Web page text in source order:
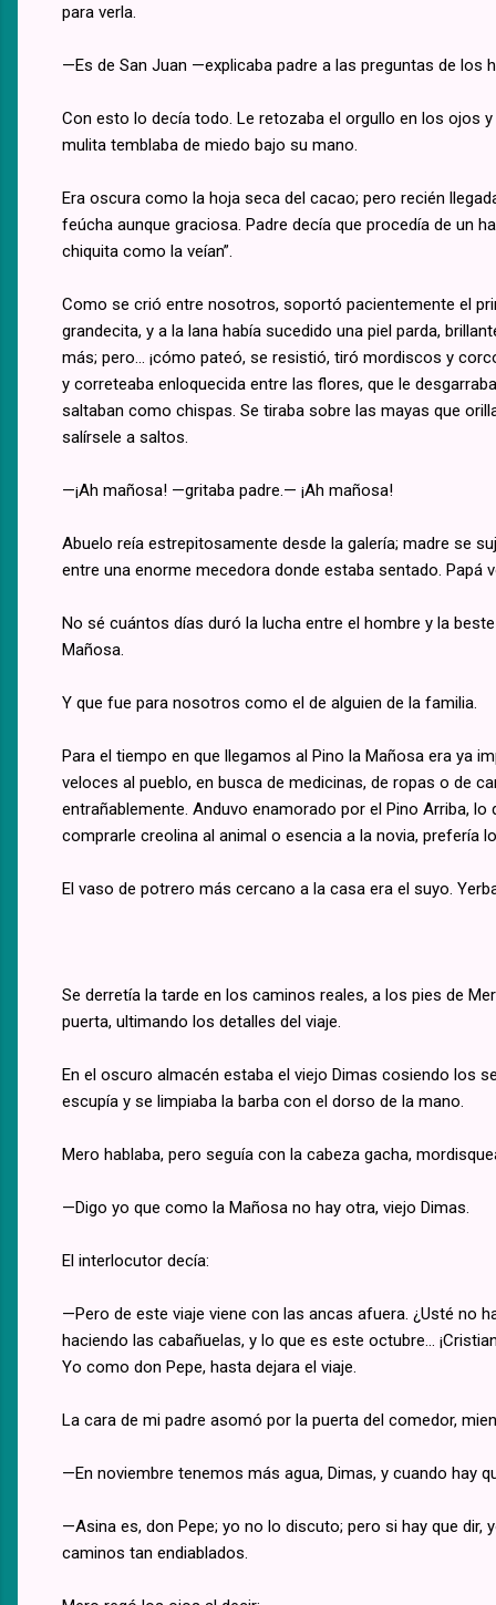
para verla.
—Es de San Juan —explicaba padre a las preguntas de los
Con esto lo decía todo. Le retozaba el orgullo en los ojos
mulita temblaba de miedo bajo su mano.
Era oscura como la hoja seca del cacao; pero recién
feúcha aunque graciosa. Padre decía que procedía de un
chiquita como la veían”.
Como se crió entre nosotros, soportó pacientemente el
grandecita, y a la lana había sucedido una piel parda,
más; pero... ¡cómo pateó, se resistió, tiró mordiscos y
y correteaba enloquecida entre las flores, que le
saltaban como chispas. Se tiraba sobre las mayas que
salírsele a saltos.
—¡Ah mañosa! —gritaba padre.— ¡Ah mañosa!
Abuelo reía estrepitosamente desde la galería; madre se
entre una enorme mecedora donde estaba sentado. Papá
No sé cuántos días duró la lucha entre el hombre y la
Mañosa.
Y que fue para nosotros como el de alguien de la familia.
Para el tiempo en que llegamos al Pino la Mañosa era ya
veloces al pueblo, en busca de medicinas, de ropas o de
entrañablemente. Anduvo enamorado por el Pino Arriba,
comprarle creolina al animal o esencia a la novia, prefería
El vaso de potrero más cercano a la casa era el suyo.
Se derretía la tarde en los caminos reales, a los pies de
puerta, ultimando los detalles del viaje.
En el oscuro almacén estaba el viejo Dimas cosiendo los
escupía y se limpiaba la barba con el dorso de la mano.
Mero hablaba, pero seguía con la cabeza gacha,
—Digo yo que como la Mañosa no hay otra, viejo Dimas.
El interlocutor decía:
—Pero de este viaje viene con las ancas afuera. ¿Usté no
haciendo las cabañuelas, y lo que es este octubre...
Yo como don Pepe, hasta dejara el viaje.
La cara de mi padre asomó por la puerta del comedor,
—En noviembre tenemos más agua, Dimas, y cuando hay
—Asina es, don Pepe; yo no lo discuto; pero si hay que
caminos tan endiablados.